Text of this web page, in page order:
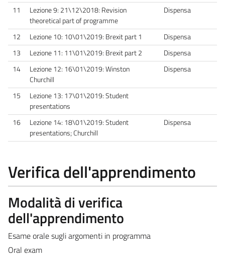
11
Lezione 9: 21\12\2018: Revision
theoretical part of programme
Dispensa
12 Lezione 10: 10\01\2019: Brexit part 1
Dispensa
13
Lezione 11: 11\01\2019: Brexit part 2
Dispensa
14
Lezione 12: 16\01\2019: Winston
Churchill
Dispensa
15
Lezione 13: 17\01\2019: Student
presentations
16
Lezione 14: 18\01\2019: Student
presentations; Churchill
Dispensa
Verifica dell'apprendimento
Modalità di verifica
dell'apprendimento
Esame orale sugli argomenti in programma
Oral exam